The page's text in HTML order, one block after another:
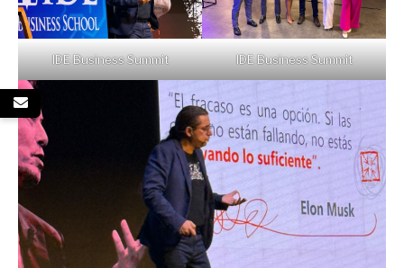
IDE Business Summit IDE Business Summit